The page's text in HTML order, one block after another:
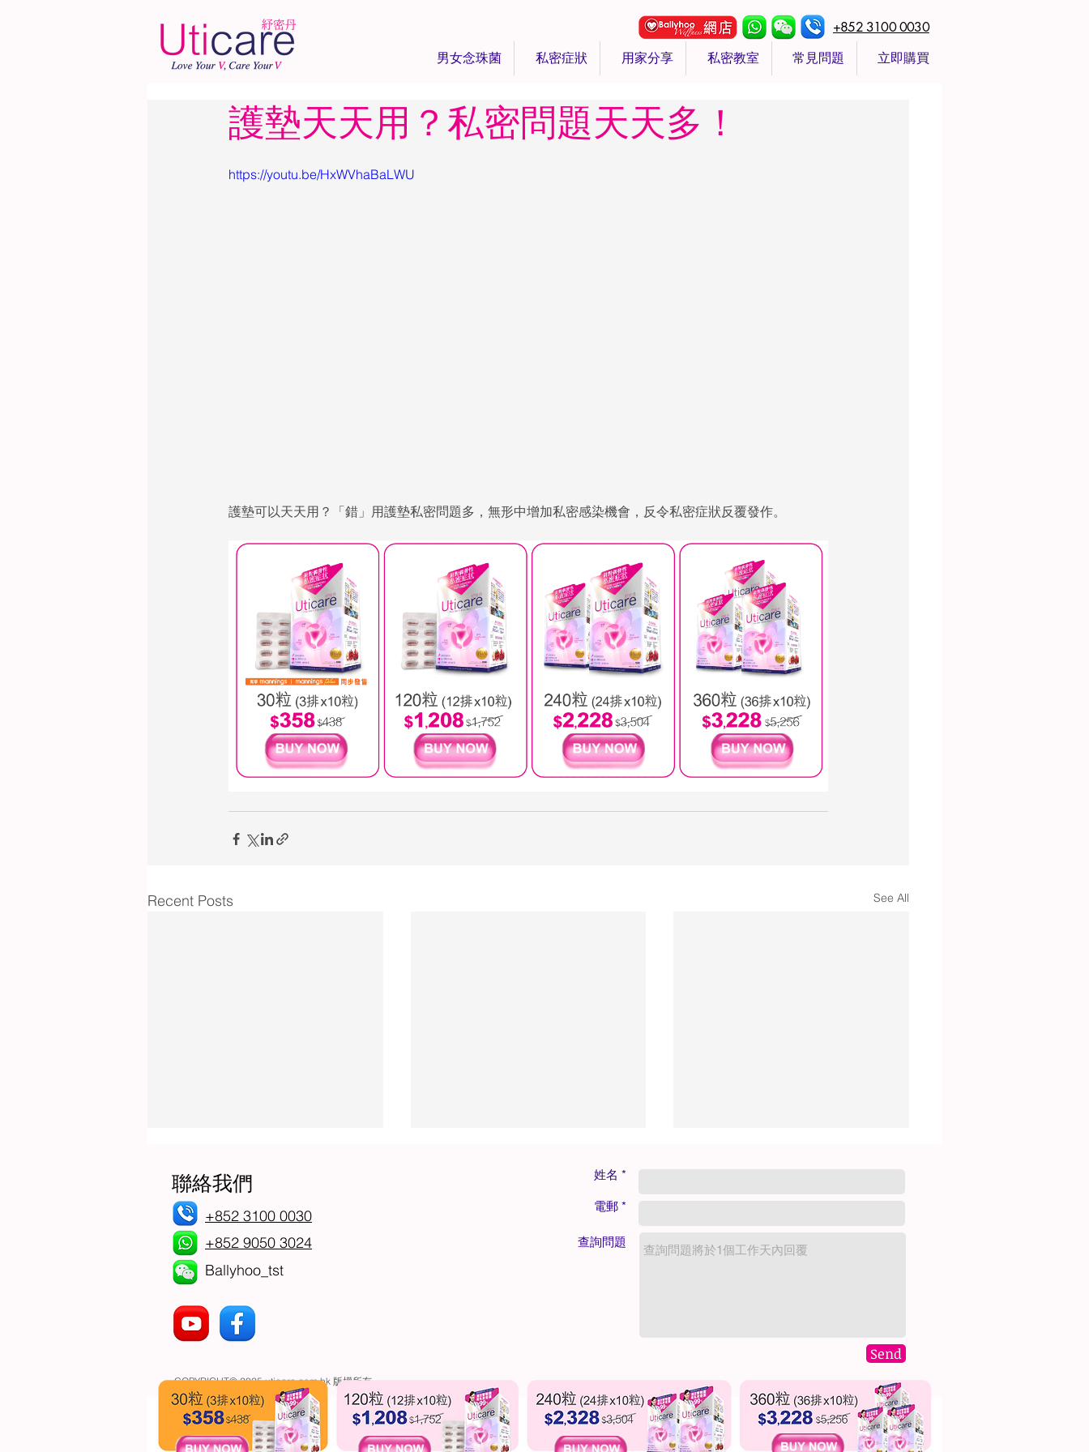
+852 3100 0030
男女念珠菌
私密症狀 用家分享 私密教室 常見問題 立即購買
護墊天天用？私密問題天天多！
https://youtu.be/HxWVhaBaLWU
護墊可以天天用？「錯」用護墊私密問題多，無形中增加私密感染機會，反令私密症狀反覆發作。
Recent Posts See All
點去廁所先安心？拒絕「念珠
菌」上身
聯絡我們
+852 3100 0030
+852 9050 3024
Ballyhoo_tst
COPYRIGHT© 2025 uticare.com.hk 版權所有
姓名 *
電郵 *
查詢問題
Send